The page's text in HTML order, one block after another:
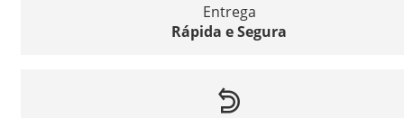
Entrega
Rápida e Segura